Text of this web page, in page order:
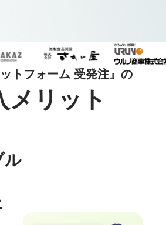
トフォーム 受発注』の
メリット
ル